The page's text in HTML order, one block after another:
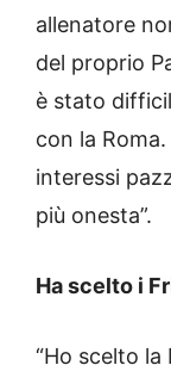
allenatore
del proprio
è stato
con la
interessi
più onesta”.
Ha scelto i
“Ho scelto la